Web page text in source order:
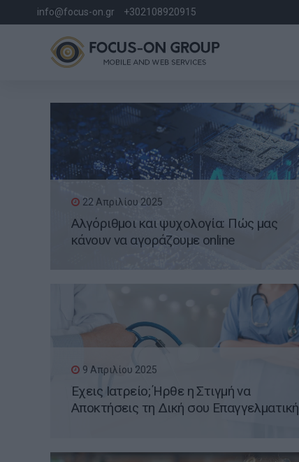
info@focus-on.gr +302108920915
22 Απριλίου 2025
Αλγόριθμοι και ψυχολογία: Πώς μας
κάνουν να αγοράζουμε online
9 Απριλίου 2025
Έχεις Ιατρείο; Ήρθε η Στιγμή να
Αποκτήσεις τη Δική σου Επαγγελματική